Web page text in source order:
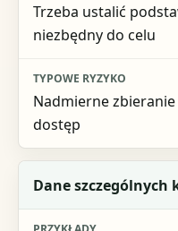
Trzeba ustalić
niezbędny do celu
Nadmierne
dostęp
Dane szczególnych